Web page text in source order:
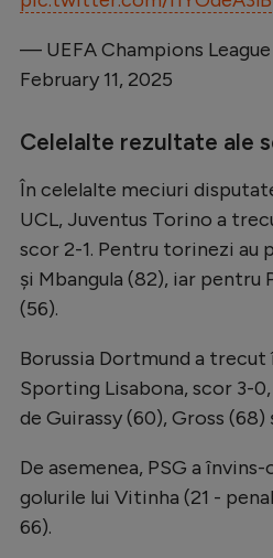
— UEFA Champions
February 11, 2025
Celelalte rezultate ale
În celelalte meciuri
UCL, Juventus Torino a
scor 2-1. Pentru torinezi au
şi Mbangula (82), iar pentru
(56).
Borussia Dortmund a trecut
Sporting Lisabona, scor 3-
de Guirassy (60), Gross (68)
De asemenea, PSG a
golurile lui Vitinha (21 -
66).